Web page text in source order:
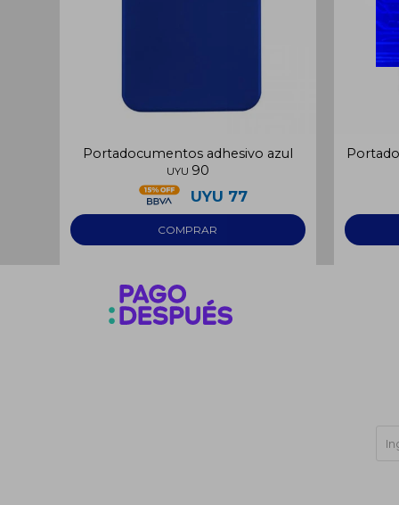
Portadocumentos adhesivo azul
UYU 90
UYU 77